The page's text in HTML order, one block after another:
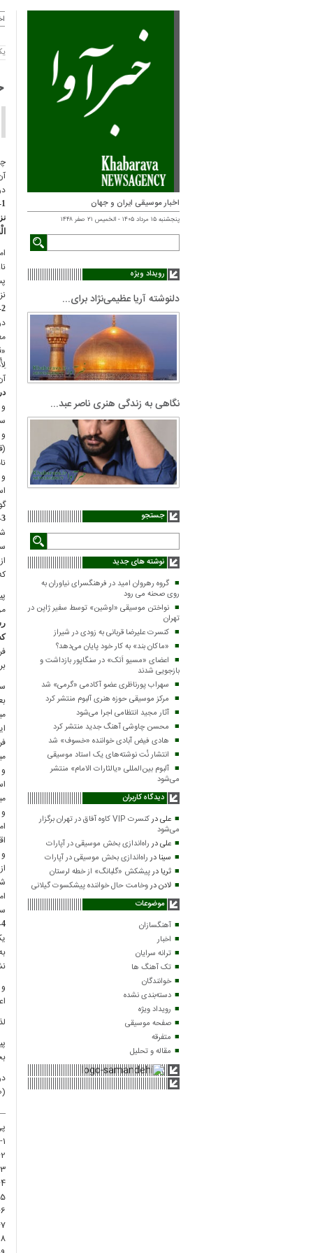
اخبار موسیقی ایران و جهان
پنجشنبه ۱۵ مرداد ۱۴۰۵ - الخميس ۲۱ صفر ۱۴۴۸
رویداد ویژه
دلنوشته آریا عظیمی‌نژاد برای...
نگاهی به زندگی هنری ناصر عبد...
جستجو
نوشته های جدید
گروه رهروان امید در فرهنگسرای نیاوران به
روی صحنه می رود
نواختن موسیقی «اوشین» توسط سفیر ژاپن در
تهران
کنسرت علیرضا قربانی به زودی در شیراز
«ماکان بند» به کار خود پایان می‌دهد؟
اعضای «مسیو اَتک» در سنگاپور بازداشت و
بازجویی شدند
سهراب پورناظری عضو آکادمی «گرمی» شد
مرکز موسیقی حوزه هنری آلبوم منتشر کرد
آثار مجید انتظامی اجرا می‌شود
محسن چاوشی آهنگ جدید منتشر کرد
هادی فیض آبادی خواننده «خسوف» شد
انتشار نُت نوشته‌های یک استاد موسیقی
آلبوم بین‌المللی «یالثارات الامام» منتشر
می‌شود
دیدگاه کاربران
علیدر
کنسرت VIP کاوه آفاق در تهران برگزار
می‌شود
علیدرراه‌اندازی بخش موسیقی در آپارات
سینا درراه‌اندازی بخش موسیقی در آپارات
ثریا درپیشکش «گلبانگ» از خطه لرستان
لادندروخامت حال خواننده پیشکسوت گیلانی
موضوعات
آهنگسازان
اخبار
ترانه سرایان
تک آهنگ ها
خوانندگان
دسته‌بندی نشده
رویداد ویژه
صفحه موسیقی
متفرقه
مقاله و تحلیل
1- نزول قرآن
2- تقدیر امور
آن
3- سند امامت
4- بخشش گناهان
(20)
1- بقره/ 185 .
2- دخان/ 3 .
3- قدر/ 1.
4- تفسیر نوین، محمدتقی شریعتی، ص275/ مجمع البیان، ابوعلی طبرسی، ج1، ص 518 .
5- حج/ 74 .
6- المفردات فی غریب القرآن، دفتر نشر الكتاب، ص 395 .
7- دخان/ 4 .
8- وسائل الشیعه، حرّ عاملی، دار الاحیاء التراث، ج 7، ص259/ تفسیر نور الثقلین، ج 5، ص627/ البرهان فی تفسیر القرآن، ج 4، ص487 .